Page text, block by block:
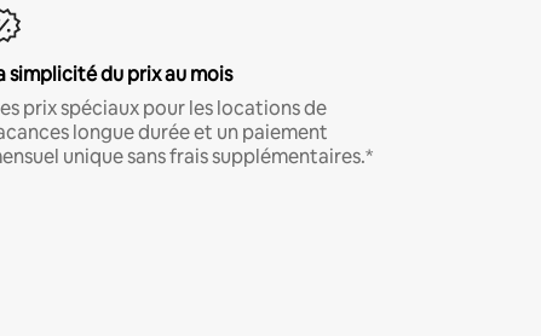
simplicité du prix au mois
prix spéciaux pour les locations de
longue durée et un paiement
unique sans frais supplémentaires.*